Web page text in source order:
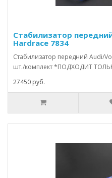
Стабилизатор
Hardrace 7834
Стабилизатор передний Audi/
шт./комплект *ПОДХОДИТ
27450 руб.